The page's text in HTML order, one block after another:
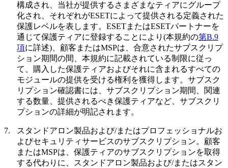
構成され、当社が提供するさまざまなティアにグループ
化され、それぞれがESETによって提供される定義された
保護レベルを表します。ESETまたはESETパートナーを
通じて保護ティアに登録することにより(本規約の第B.9
項に詳述)、顧客またはMSPは、合意されたサブスクリプ
ション期間の間、本規約に記載されている制限に従っ
て、購入した保護ティアおよびそれに含まれるすべての
モジュールの提供を受ける権利を獲得します。サブスク
リプション確認書には、サブスクリプション期間、関連
する数量、提供されるべき保護ティアなど、サブスクリ
プションの詳細が明記されます。
7.
スタンドアロン製品および/またはプロフェッショナルお
よびセキュリティサービスのサブスクリプション。 顧客
またはMSPは、保護ティアのサブスクリプションを取得
する代わりに、スタンドアロン製品および/またはスタン